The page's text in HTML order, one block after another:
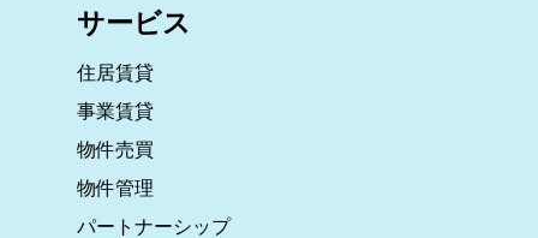
サービス
住居賃貸
事業賃貸
物件売買
物件管理
パートナーシップ